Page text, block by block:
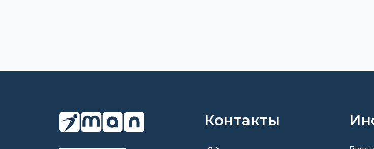
Контакты